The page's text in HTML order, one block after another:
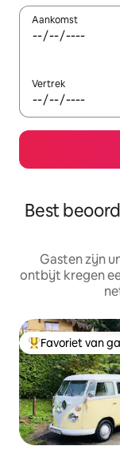
Aankomst
Vertrek
Best
Gasten zijn
ontbijt kregen
Topfavoriet van
Favoriet van